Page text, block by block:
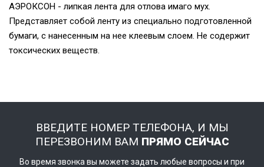
АЭРОКСОН - липкая лента для отлова имаго мух.
Представляет собой ленту из специально подготовленной
бумаги, с нанесенным на нее клеевым слоем. Не содержит
токсических веществ.
ВВЕДИТЕ НОМЕР ТЕЛЕФОНА, И МЫ
ПЕРЕЗВОНИМ ВАМ ПРЯМО СЕЙЧАС
Во время звонка вы можете задать любые вопросы и при